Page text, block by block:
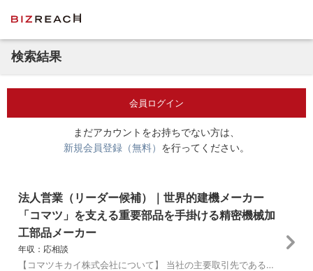
検索結果
会員ログイン
まだアカウントをお持ちでない方は、
新規会員登録（無料） を行ってください。
法人営業（リーダー候補）｜世界的建機メーカー
「コマツ」を支える重要部品を手掛ける精密機械加
工部品メーカー
年収：応相談
【コマツキカイ株式会社について】 当社の主要取引先である、世界的建設機械メーカー「コマツ」。 その中でも当社は、建設機械の心臓部にあたるトランスミッション部品...